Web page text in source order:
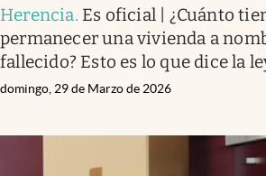
Herencia. Es oficial | ¿Cuánto
permanecer una vivienda a
fallecido? Esto es lo que dice la
domingo, 29 de Marzo de 2026